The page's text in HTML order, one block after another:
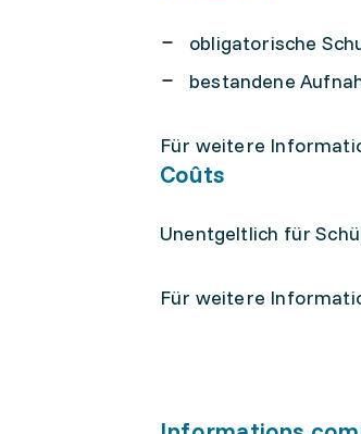
obligatorische
bestandene
Für weitere
Coûts
Unentgeltlich für
Für weitere